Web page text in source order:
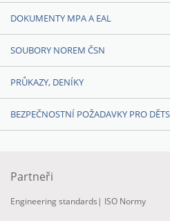
DOKUMENTY MPA A EAL
SOUBORY NOREM ČSN
PRŮKAZY, DENÍKY
BEZPEČNOSTNÍ POŽADAVKY PRO
Partneři
Engineering standards | ISO Normy